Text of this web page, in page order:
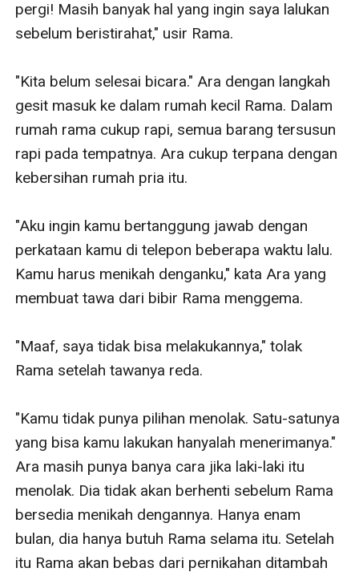
pergi! Masih banyak hal yang ingin saya lalukan
sebelum beristirahat," usir Rama.
"Kita belum selesai bicara." Ara dengan langkah
gesit masuk ke dalam rumah kecil Rama. Dalam
rumah rama cukup rapi, semua barang tersusun
rapi pada tempatnya. Ara cukup terpana dengan
kebersihan rumah pria itu.
"Aku ingin kamu bertanggung jawab dengan
perkataan kamu di telepon beberapa waktu lalu.
Kamu harus menikah denganku," kata Ara yang
membuat tawa dari bibir Rama menggema.
"Maaf, saya tidak bisa melakukannya," tolak
Rama setelah tawanya reda.
"Kamu tidak punya pilihan menolak. Satu-satunya
yang bisa kamu lakukan hanyalah menerimanya."
Ara masih punya banya cara jika laki-laki itu
menolak. Dia tidak akan berhenti sebelum Rama
bersedia menikah dengannya. Hanya enam
bulan, dia hanya butuh Rama selama itu. Setelah
itu Rama akan bebas dari pernikahan ditambah